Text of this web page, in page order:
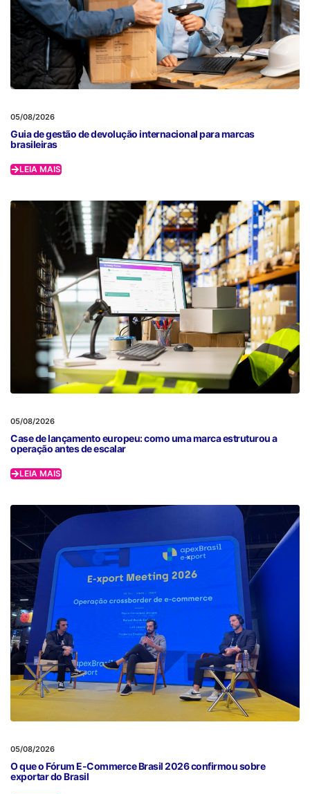
05/08/2026
Guia de gestão de devolução internacional para marcas
brasileiras
LEIA MAIS
05/08/2026
Case de lançamento europeu: como uma marca estruturou a
operação antes de escalar
LEIA MAIS
05/08/2026
O que o Fórum E-Commerce Brasil 2026 confirmou sobre
exportar do Brasil